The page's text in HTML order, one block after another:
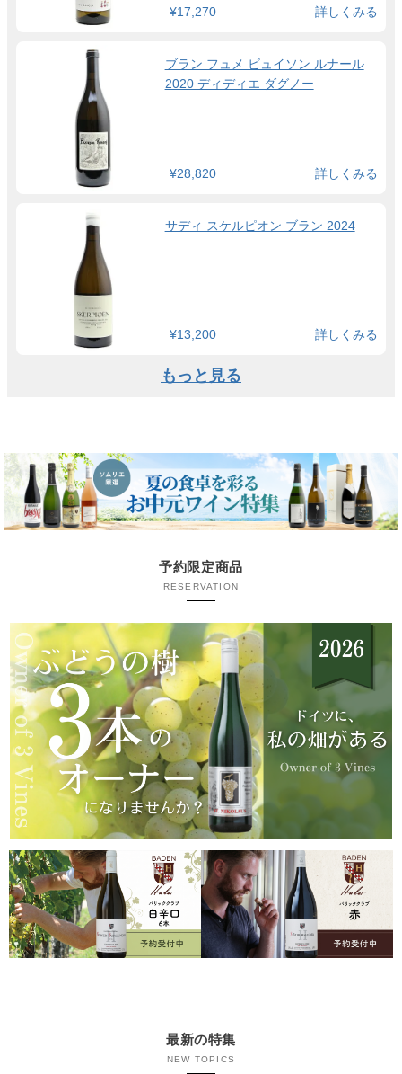
¥17,270 詳しくみる
ブラン フュメ ビュイソン ルナール
2020 ディディエ ダグノー
¥28,820 詳しくみる
サディ スケルピオン ブラン 2024
¥13,200 詳しくみる
もっと見る
予約限定商品
RESERVATION
最新の特集
NEW TOPICS